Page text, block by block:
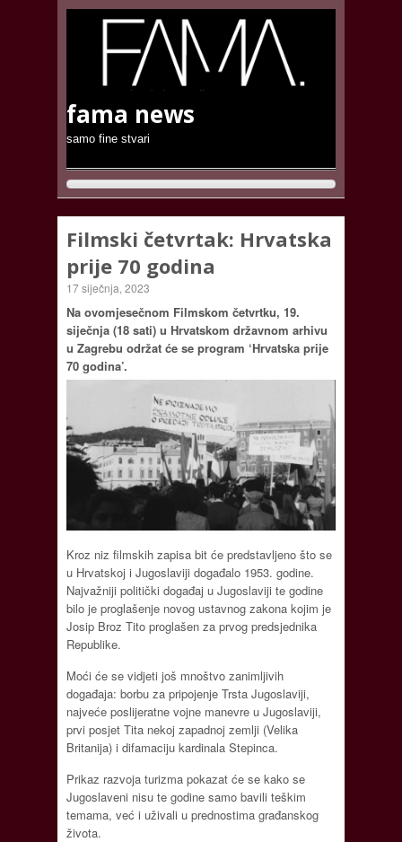
fama news
samo fine stvari
Filmski četvrtak: Hrvatska
prije 70 godina
17 siječnja, 2023
Na ovomjesečnom Filmskom četvrtku, 19.
siječnja (18 sati) u Hrvatskom državnom arhivu
u Zagrebu održat će se program ‘Hrvatska prije
70 godina’.
Kroz niz filmskih zapisa bit će predstavljeno što se
u Hrvatskoj i Jugoslaviji događalo 1953. godine.
Najvažniji politički događaj u Jugoslaviji te godine
bilo je proglašenje novog ustavnog zakona kojim je
Josip Broz Tito proglašen za prvog predsjednika
Republike.
Moći će se vidjeti još mnoštvo zanimljivih
događaja: borbu za pripojenje Trsta Jugoslaviji,
najveće poslijeratne vojne manevre u Jugoslaviji,
prvi posjet Tita nekoj zapadnoj zemlji (Velika
Britanija) i difamaciju kardinala Stepinca.
Prikaz razvoja turizma pokazat će se kako se
Jugoslaveni nisu te godine samo bavili teškim
temama, već i uživali u prednostima građanskog
života.